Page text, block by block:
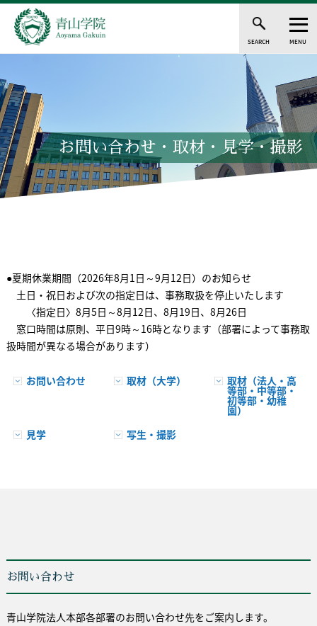
SEARCH MENU
お問い合わせ・取材・見学・撮影
●夏期休業期間（2026年8月1日～9月12日）のお知らせ
土日・祝日および次の指定日は、事務取扱を停止いたします
〈指定日〉8月5日～8月12日、8月19日、8月26日
窓口時間は原則、平日9時～16時となります（部署によって事務取
扱時間が異なる場合があります）
お問い合わせ 取材（大学） 取材（法人・高
等部・中等部・
初等部・幼稚
園）
見学
写生・撮影
お問い合わせ
青山学院法人本部各部署のお問い合わせ先をご案内します。